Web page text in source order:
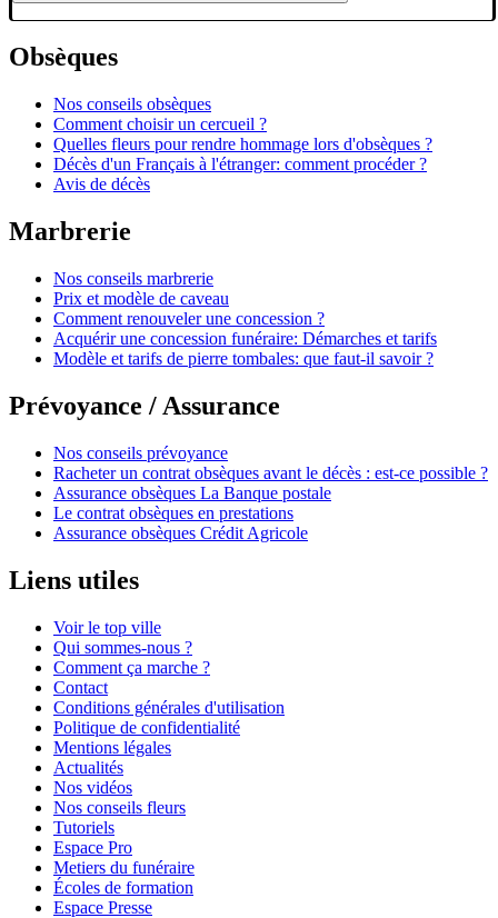
Obsèques
Nos conseils obsèques
Comment choisir un cercueil ?
Quelles fleurs pour rendre hommage lors d'obsèques ?
Décès d'un Français à l'étranger: comment procéder ?
Avis de décès
Marbrerie
Nos conseils marbrerie
Prix et modèle de caveau
Comment renouveler une concession ?
Acquérir une concession funéraire: Démarches et tarifs
Modèle et tarifs de pierre tombales: que faut-il savoir ?
Prévoyance / Assurance
Nos conseils prévoyance
Racheter un contrat obsèques avant le décès : est-ce possible ?
Assurance obsèques La Banque postale
Le contrat obsèques en prestations
Assurance obsèques Crédit Agricole
Liens utiles
Voir le top ville
Qui sommes-nous ?
Comment ça marche ?
Contact
Conditions générales d'utilisation
Politique de confidentialité
Mentions légales
Actualités
Nos vidéos
Nos conseils fleurs
Tutoriels
Espace Pro
Metiers du funéraire
Écoles de formation
Espace Presse